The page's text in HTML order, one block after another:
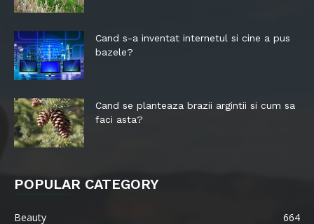
Cand s-a inventat internetul si cine a pus
bazele?
Cand se planteaza brazii argintii si cum sa
faci asta?
POPULAR CATEGORY
Beauty
664